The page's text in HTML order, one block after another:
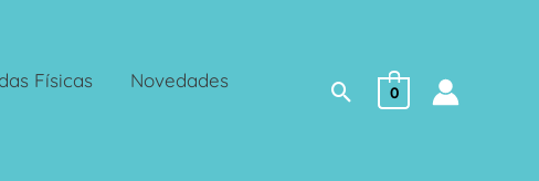
Físicas
Novedades
Buscar
0